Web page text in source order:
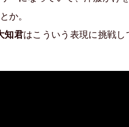
か。
知君はこういう表現に挑戦